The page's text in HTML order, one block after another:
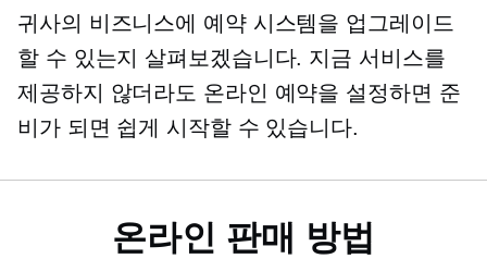
귀사의 비즈니스에 예약 시스템을 업그레이드
할 수 있는지 살펴보겠습니다. 지금 서비스를
제공하지 않더라도 온라인 예약을 설정하면 준
비가 되면 쉽게 시작할 수 있습니다.
온라인 판매 방법